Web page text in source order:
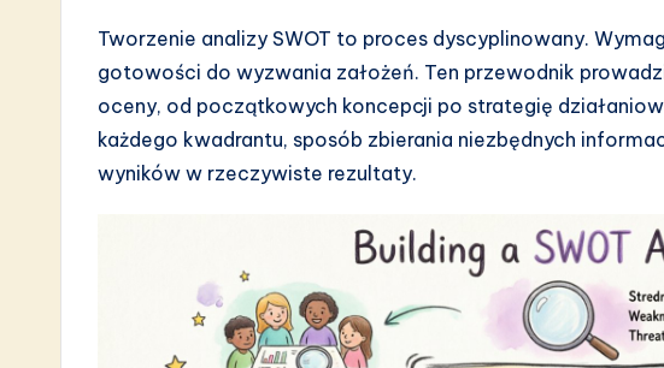
Tworzenie analizy SWOT to proces dyscyplinowany.
gotowości do wyzwania założeń. Ten przewodnik
oceny, od początkowych koncepcji po strategię
każdego kwadrantu, sposób zbierania niezbędnych
wyników w rzeczywiste rezultaty.